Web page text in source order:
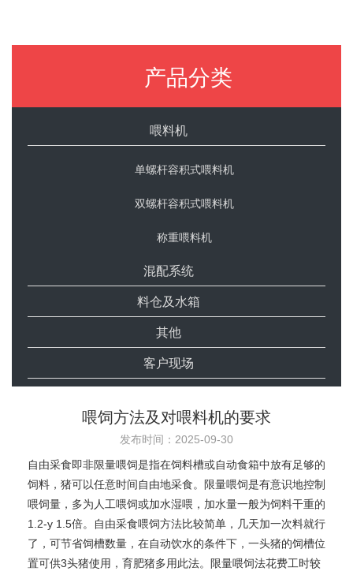
产品分类
喂料机
单螺杆容积式喂料机
双螺杆容积式喂料机
称重喂料机
混配系统
料仓及水箱
其他
客户现场
喂饲方法及对喂料机的要求
发布时间：2025-09-30
自由采食即非限量喂饲是指在饲料槽或自动食箱中放有足够的
饲料，猪可以任意时间自由地采食。限量喂饲是有意识地控制
喂饲量，多为人工喂饲或加水湿喂，加水量一般为饲料干重的
1.2-y 1.5倍。自由采食喂饲方法比较简单，几天加一次料就行
了，可节省饲槽数量，在自动饮水的条件下，一头猪的饲槽位
置可供3头猪使用，育肥猪多用此法。限量喂饲法花费工时较